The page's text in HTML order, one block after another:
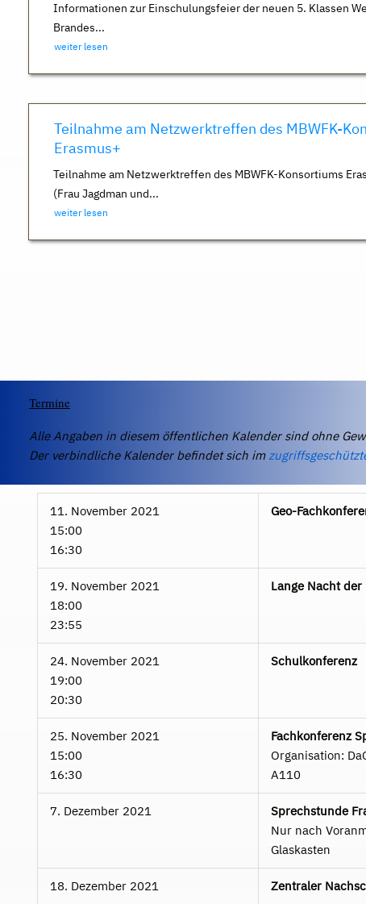
Informationen zur Einschulungsfeier der neuen 5. Klassen
Brandes...
weiter lesen
Teilnahme am Netzwerktreffen des MBWFK-
Erasmus+
Teilnahme am Netzwerktreffen des MBWFK-Konsortiums
(Frau Jagdman und...
weiter lesen
Termine
Alle Angaben in diesem öffentlichen Kalender sind ohne
Der verbindliche Kalender befindet sich im
11. November 2021
15:00
16:30
Geo-
19. November 2021
18:00
23:55
Lange Nacht
24. November 2021
19:00
20:30
Schulkonferenz
25. November 2021
15:00
16:30
Fachkonferenz
Organisation:
A110
7. Dezember 2021
Sprechstunde
Nur nach
Glaskasten
18. Dezember 2021 Zentraler